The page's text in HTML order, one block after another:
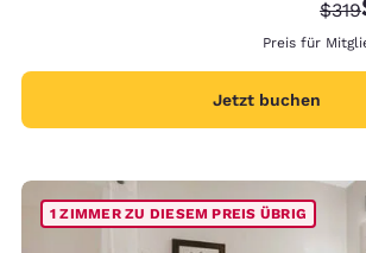
$319
Preis für
Jetzt buchen
1 ZIMMER ZU DIESEM PREIS ÜBRIG